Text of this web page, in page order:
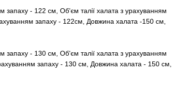
- 122 см, Об'єм талії халата з урахуванням
запаху - 122см, Довжина халата -150 см,
- 130 см, Об'єм талії халата з урахуванням
запаху - 130 см, Довжина халата - 150 см,